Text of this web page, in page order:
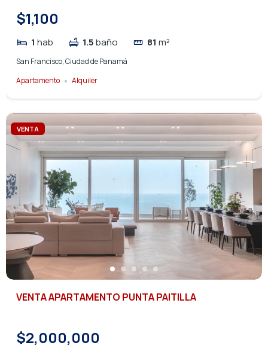
$1,100
1 hab 1.5baño 81 m²
San Francisco, Ciudad de Panamá
Apartamento
Alquiler
VENTA
VENTA APARTAMENTO PUNTA PAITILLA
$2,000,000